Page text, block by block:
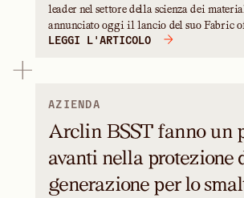
leader nel settore della scienza dei
annunciato oggi il lancio del suo Fabric
LEGGI L'ARTICOLO
AZIENDA
Arclin BSST fanno un
avanti nella protezione
generazione per lo